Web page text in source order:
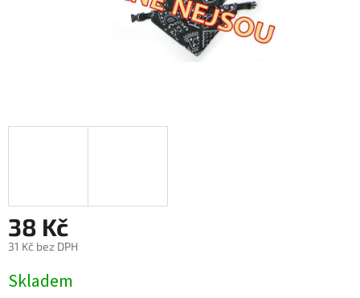
38 Kč
31 Kč bez DPH
cena:
Skladem